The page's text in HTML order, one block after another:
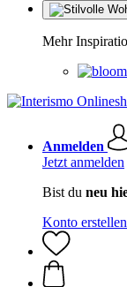
Mehr
Anmelden
Jetzt anmelden
Bist du neu
Konto erstellen